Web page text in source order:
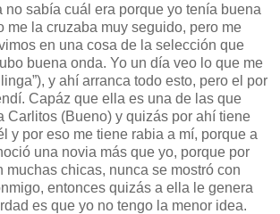
no sabía cuál era porque yo tenía buena
me la cruzaba muy seguido, pero me
en una cosa de la selección que
buena onda. Yo un día veo lo que me
y ahí arranca todo esto, pero el por
Capáz que ella es una de las que
Carlitos (Bueno) y quizás por ahí tiene
y por eso me tiene rabia a mí, porque a
una novia más que yo, porque por
muchas chicas, nunca se mostró con
entonces quizás a ella le genera
es que yo no tengo la menor idea.